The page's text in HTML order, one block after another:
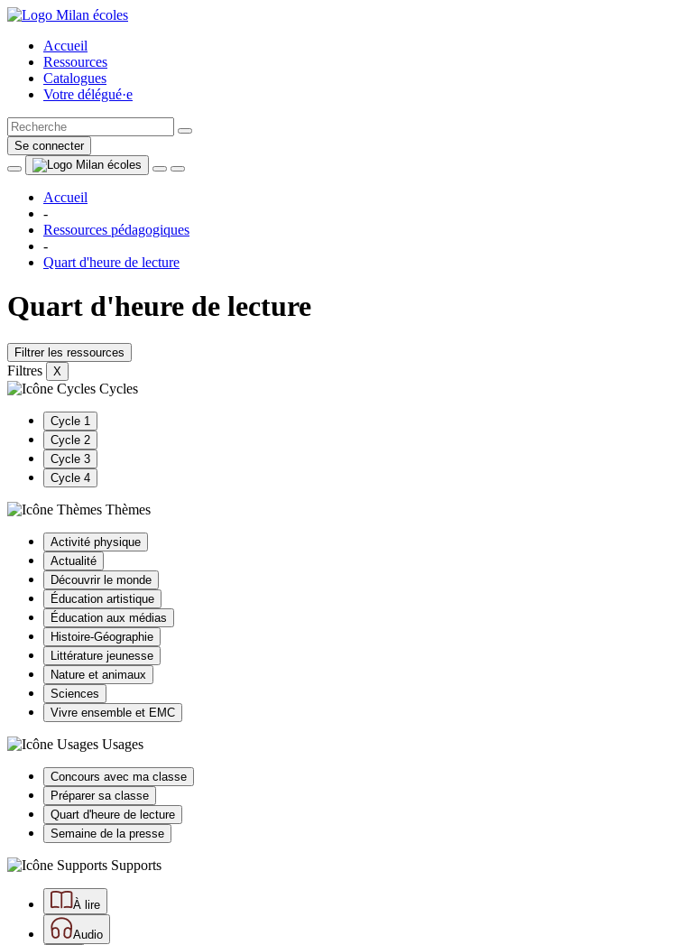
Accueil
Ressources
Catalogues
Votre délégué·e
Se connecter
Accueil
-
Ressources pédagogiques
-
Quart d'heure de lecture
Quart d'heure de lecture
Filtrer les ressources
Filtres X
Cycles
Cycle 1
Cycle 2
Cycle 3
Cycle 4
Thèmes
Activité physique
Actualité
Découvrir le monde
Éducation artistique
Éducation aux médias
Histoire-Géographie
Littérature jeunesse
Nature et animaux
Sciences
Vivre ensemble et EMC
Usages
Concours avec ma classe
Préparer sa classe
Quart d'heure de lecture
Semaine de la presse
Supports
À lire
Audio